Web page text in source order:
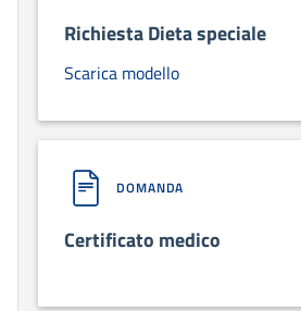
Richiesta Dieta speciale
Scarica modello
DOMANDA
Certificato medico